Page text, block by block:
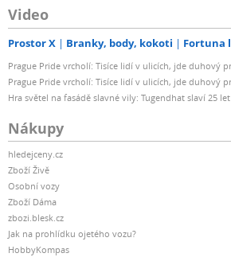
Video
Prostor X Branky, body, kokoti Fortuna
Prague Pride vrcholí: Tisíce lidí v ulicích, jde duhový
Prague Pride vrcholí: Tisíce lidí v ulicích, jde duhový
Hra světel na fasádě slavné vily: Tugendhat slaví 25 let
Nákupy
hledejceny.cz
Zboží Živě
Osobní vozy
Zboží Dáma
zbozi.blesk.cz
Jak na prohlídku ojetého vozu?
HobbyKompas